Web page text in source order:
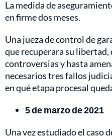
La medida de
en firme dos meses.
Una jueza de control de
que recuperara su
controversias y hasta
necesarios tres fallos
en qué etapa procesal
5 de marzo de 2021
Una vez estudiado el caso